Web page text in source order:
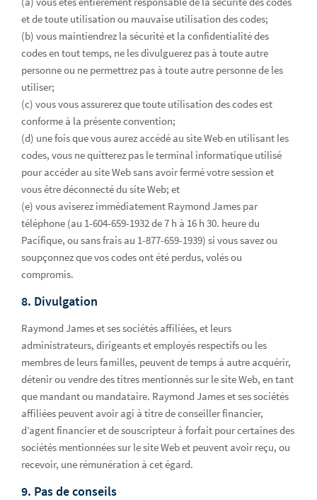
et de toute utilisation ou mauvaise utilisation des codes;
(b) vous maintiendrez la sécurité et la confidentialité des
codes en tout temps, ne les divulguerez pas à toute autre
personne ou ne permettrez pas à toute autre personne de les
utiliser;
(c) vous vous assurerez que toute utilisation des codes est
conforme à la présente convention;
(d) une fois que vous aurez accédé au site Web en utilisant les
codes, vous ne quitterez pas le terminal informatique utilisé
pour accéder au site Web sans avoir fermé votre session et
vous être déconnecté du site Web; et
(e) vous aviserez immédiatement Raymond James par
téléphone (au 1-604-659-1932 de 7 h à 16 h 30. heure du
Pacifique, ou sans frais au 1-877-659-1939) si vous savez ou
soupçonnez que vos codes ont été perdus, volés ou
compromis.
8. Divulgation
Raymond James et ses sociétés affiliées, et leurs
administrateurs, dirigeants et employés respectifs ou les
membres de leurs familles, peuvent de temps à autre acquérir,
détenir ou vendre des titres mentionnés sur le site Web, en tant
que mandant ou mandataire. Raymond James et ses sociétés
affiliées peuvent avoir agi à titre de conseiller financier,
d’agent financier et de souscripteur à forfait pour certaines des
sociétés mentionnées sur le site Web et peuvent avoir reçu, ou
recevoir, une rémunération à cet égard.
9. Pas de conseils